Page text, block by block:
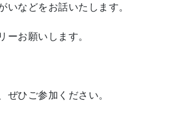
などをお話いたします。
お願いします。
ひご参加ください。